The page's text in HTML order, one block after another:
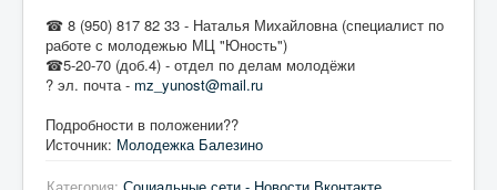
☎ 8 (950) 817 82 33 - Наталья Михайловна (специалист по
работе с молодежью МЦ "Юность")
☎5-20-70 (доб.4) - отдел по делам молодёжи
? эл. почта - mz_yunost@mail.ru
Подробности в положении??
Источник: Молодежка Балезино